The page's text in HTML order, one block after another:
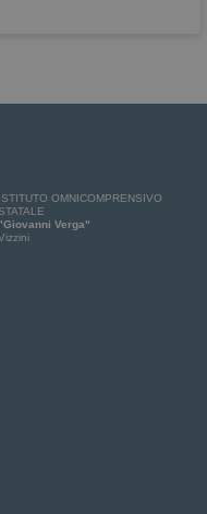
ISTITUTO OMNICOMPRENSIVO
Verga"